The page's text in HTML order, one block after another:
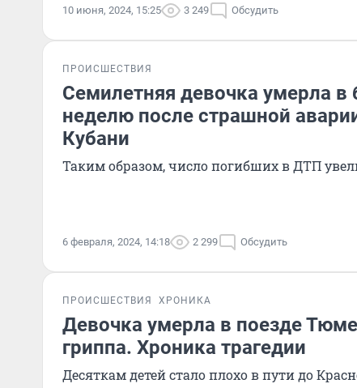
10 июня, 2024, 15:25 3 249 Обсудить
ПРОИСШЕСТВИЯ
Семилетняя девочка умерла в
неделю после страшной
Кубани
Таким образом, число погибших в ДТП
6 февраля, 2024, 14:18 2 299 Обсудить
ПРОИСШЕСТВИЯ ХРОНИКА
Девочка умерла в поезде
гриппа. Хроника трагедии
Десяткам детей стало плохо в пути до